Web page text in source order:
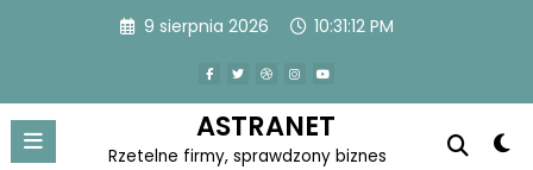
9 sierpnia 2026 10:31:12 PM
ASTRANET
Rzetelne firmy, sprawdzony biznes